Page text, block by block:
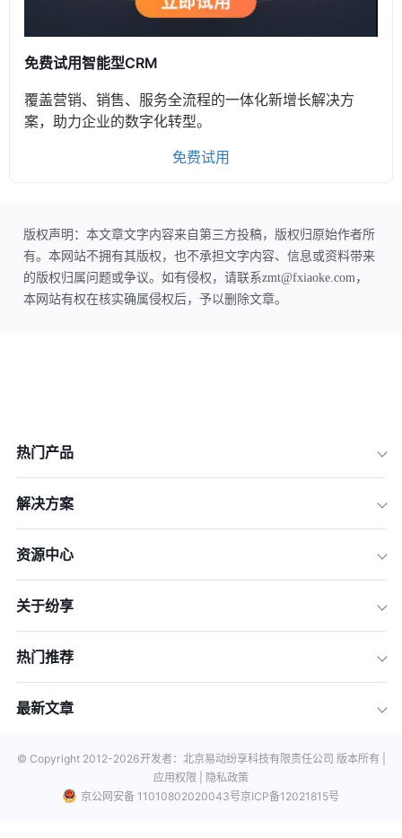
免费试用智能型CRM
覆盖营销、销售、服务全流程的一体化新增长解决方
案，助力企业的数字化转型。
免费试用
版权声明：本文章文字内容来自第三方投稿，版权归原始作者所
有。本网站不拥有其版权，也不承担文字内容、信息或资料带来
的版权归属问题或争议。如有侵权，请联系zmt@fxiaoke.com，
本网站有权在核实确属侵权后，予以删除文章。
热门产品
解决方案
资源中心
关于纷享
热门推荐
最新文章
© Copyright 2012-2026开发者：北京易动纷享科技有限责任公司 版本所有 |
应用权限 |
隐私政策
京公网安备 11010802020043号京ICP备12021815号